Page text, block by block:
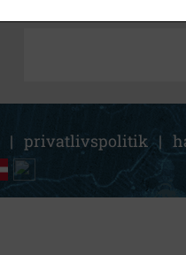
| privatlivspolitik |